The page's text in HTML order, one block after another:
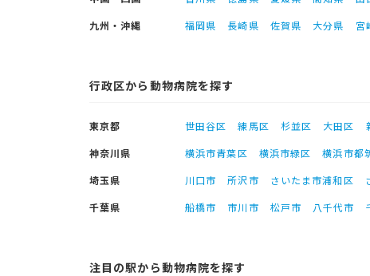
九州・沖縄
福岡県 長崎県 佐賀県 大分県 宮
行政区から動物病院を探す
東京都 世田谷区 練馬区 杉並区 大田区
神奈川県
横浜市青葉区 横浜市緑区 横浜市都
埼玉県
川口市 所沢市 さいたま市浦和区
千葉県
船橋市 市川市 松戸市 八千代市
注目の駅から動物病院を探す